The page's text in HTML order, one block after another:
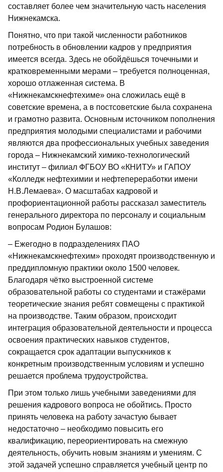
составляет более чем значительную часть населения
Нижнекамска.
Понятно, что при такой численности работников
потребность в обновлении кадров у предприятия
имеется всегда. Здесь не обойдёшься точечными и
кратковременными мерами – требуется полноценная,
хорошо отлаженная система. В
«Нижнекамскнефтехиме» она сложилась ещё в
советские времена, а в постсоветские была сохранена
и грамотно развита. Основным источником пополнения
предприятия молодыми специалистами и рабочими
являются два профессиональных учебных заведения
города – Нижнекамский химико-технологический
институт – филиал ФГБОУ ВО «КНИТУ» и ГАПОУ
«Колледж нефтехимии и нефтепереработки имени
Н.В.Лемаева». О масштабах кадровой и
профориентационной работы рассказал заместитель
генерального директора по персоналу и социальным
вопросам Родион Булашов:
– Ежегодно в подразделениях ПАО
«Нижнекамскнефтехим» проходят производственную и
преддипломную практики около 1500 человек.
Благодаря чётко выстроенной системе
образовательной работы со студентами и стажёрами
теоретические знания ребят совмещены с практикой
на производстве. Таким образом, происходит
интеграция образовательной деятельности и процесса
освоения практических навыков студентов,
сокращается срок адаптации выпускников к
конкретным производственным условиям и успешно
решается проблема трудо­устройства.
При этом только лишь учебными заведениями для
решения кадрового вопроса не обойтись. Просто
принять человека на работу зачастую бывает
недостаточно – необходимо повысить его
квалификацию, переориентировать на смежную
деятельность, обу­чить новым знаниям и умениям. С
этой задачей успешно справляется учебный центр по